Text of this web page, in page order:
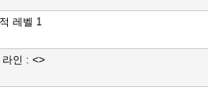
레벨 1
라인 : <>